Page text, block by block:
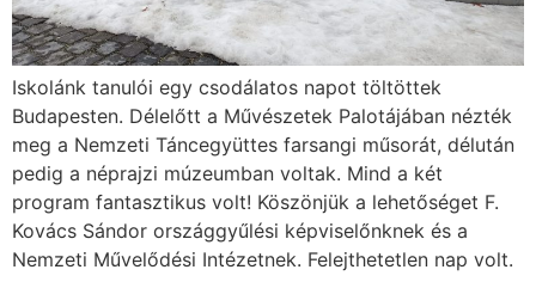
Iskolánk tanulói egy csodálatos napot töltöttek
Budapesten. Délelőtt a Művészetek Palotájában nézték
meg a Nemzeti Táncegyüttes farsangi műsorát, délután
pedig a néprajzi múzeumban voltak. Mind a két
program fantasztikus volt! Köszönjük a lehetőséget F.
Kovács Sándor országgyűlési képviselőnknek és a
Nemzeti Művelődési Intézetnek. Felejthetetlen nap volt.